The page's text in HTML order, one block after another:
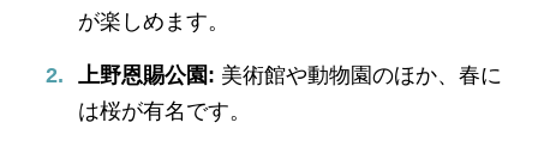
が楽しめます。
上野恩賜公園: 美術館や動物園のほか、春に
は桜が有名です。